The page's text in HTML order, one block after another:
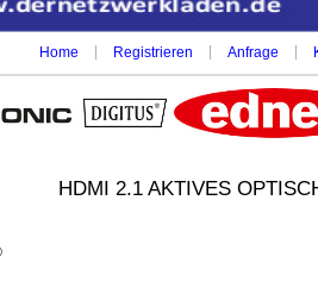
Home Registrieren Anfrage
HDMI 2.1 AKTIVES